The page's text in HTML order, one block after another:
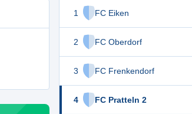
1 FC Eiken
2 FC Oberdorf
3 FC Frenkendorf
4 FC Pratteln 2